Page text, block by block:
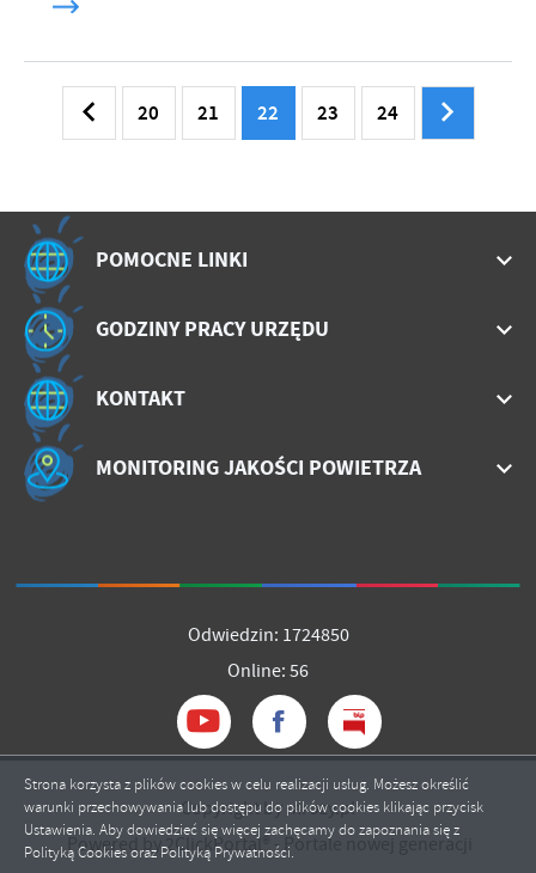
20 21 22 23 24
POMOCNE LINKI
GODZINY PRACY URZĘDU
KONTAKT
MONITORING JAKOŚCI POWIETRZA
Odwiedzin: 1724850
Online: 56
Copyright by mrozy.pl
Powered by2ClickPortal®- Portale nowej generacji
Strona korzysta z plików cookies w celu realizacji usług. Możesz określić
warunki przechowywania lub dostępu do plików cookies klikając przycisk
Ustawienia. Aby dowiedzieć się więcej zachęcamy do zapoznania się z
Polityką Cookies oraz Polityką Prywatności.
ZAPISZ WYBRANE